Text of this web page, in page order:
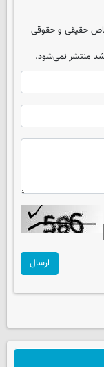
حقیقی و حقوقی
منتشر نمی‌شود.
ارسال